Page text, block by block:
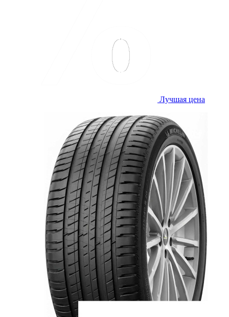
Лучшая цена